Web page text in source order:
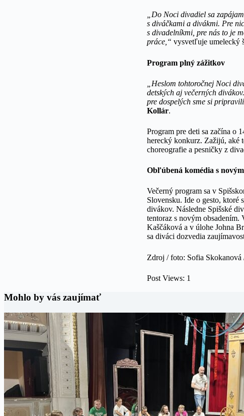
„Do Noci divadiel sa
s diváčkami a divákmi. Pre
s divadelníkmi, pre nás to je
práce,“ vysvetľuje umelecký
Program plný zážitkov
„Heslom tohtoročnej Noci
detských aj večerných
pre dospelých sme si
Kollár.
Program pre deti sa začína o
herecký konkurz. Zažijú, aké
choreografie a pesničky z
Obľúbená komédia s
Večerný program sa v
Slovensku. Ide o gesto,
divákov. Následne Spišské
tentoraz s novým
Kaščáková a v úlohe Johna
sa diváci dozvedia
Zdroj / foto: Sofia Skokanová
Post Views: 1
Mohlo by vás zaujímať